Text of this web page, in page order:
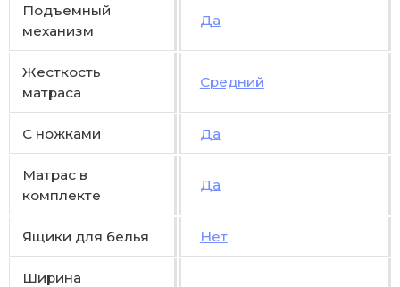
Подъемный
механизм
Да
Жесткость
матраса
Средний
С ножками Да
Матрас в
комплекте
Да
Ящики для белья Нет
Ширина